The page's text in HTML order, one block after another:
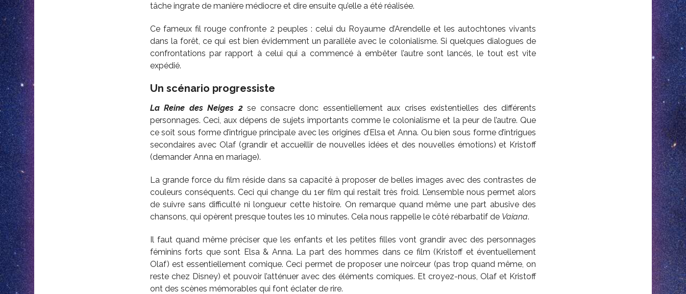
tâche ingrate de manière médiocre et dire ensuite qu’elle a été réalisée.
Ce fameux fil rouge confronte 2 peuples : celui du Royaume d’Arendelle et les autochtones vivants
dans la forêt, ce qui est bien évidemment un parallèle avec le colonialisme. Si quelques dialogues de
confrontations par rapport à celui qui a commencé à embêter l’autre sont lancés, le tout est vite
expédié.
Un scénario progressiste
La Reine des Neiges 2se consacre donc essentiellement aux crises existentielles des différents
personnages. Ceci, aux dépens de sujets importants comme le colonialisme et la peur de l’autre. Que
ce soit sous forme d’intrigue principale avec les origines d’Elsa et Anna. Ou bien sous forme d’intrigues
secondaires avec Olaf (grandir et accueillir de nouvelles idées et des nouvelles émotions) et Kristoff
(demander Anna en mariage).
La grande force du film réside dans sa capacité à proposer de belles images avec des contrastes de
couleurs conséquents. Ceci qui change du 1er film qui restait très froid. L’ensemble nous permet alors
de suivre sans difficulté ni longueur cette histoire. On remarque quand même une part abusive des
chansons, qui opèrent presque toutes les 10 minutes. Cela nous rappelle le côté rébarbatif de Vaiana.
Il faut quand même préciser que les enfants et les petites filles vont grandir avec des personnages
féminins forts que sont Elsa & Anna. La part des hommes dans ce film (Kristoff et éventuellement
Olaf) est essentiellement comique. Ceci permet de proposer une noirceur (pas trop quand même, on
reste chez Disney) et pouvoir l’atténuer avec des éléments comiques. Et croyez-nous, Olaf et Kristoff
ont des scènes mémorables qui font éclater de rire.